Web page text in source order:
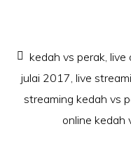
kedah vs perak, live
julai 2017, live
streaming kedah vs
online kedah